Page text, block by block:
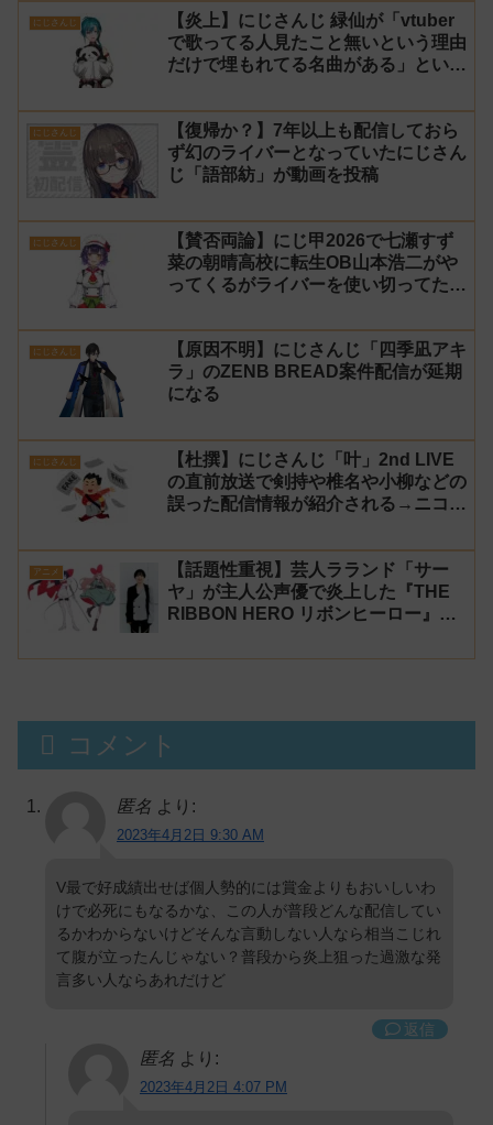
にじさんじ
【炎上】にじさんじ 緑仙が「vtuber
で歌ってる人見たこと無いという理由
だけで埋もれてる名曲がある」という
にじさんじ
【復帰か？】7年以上も配信しておら
ず幻のライバーとなっていたにじさん
じ「語部紡」が動画を投稿
にじさんじ
【賛否両論】にじ甲2026で七瀬すず
菜の朝晴高校に転生OB山本浩二がや
ってくるがライバーを使い切ってたの
イバーの転生が可能に
にじさんじ
【原因不明】にじさんじ「四季凪アキ
ラ」のZENB BREAD案件配信が延期
になる
にじさんじ
【杜撰】にじさんじ「叶」2nd LIVE
の直前放送で剣持や椎名や小柳などの
誤った配信情報が紹介される→ニコニ
【生成AI?】
アニメ
【話題性重視】芸人ラランド「サー
ヤ」が主人公声優で炎上した『THE
RIBBON HERO リボンヒーロー』に
ンルン」「でびでび・でびる」が出
コメント
匿名 より:
2023年4月2日 9:30 AM
V最で好成績出せば個人勢的には賞金よりもおいしいわ
けで必死にもなるかな、この人が普段どんな配信してい
るかわからないけどそんな言動しない人なら相当こじれ
て腹が立ったんじゃない？普段から炎上狙った過激な発
言多い人ならあれだけど
返信
匿名 より:
2023年4月2日 4:07 PM